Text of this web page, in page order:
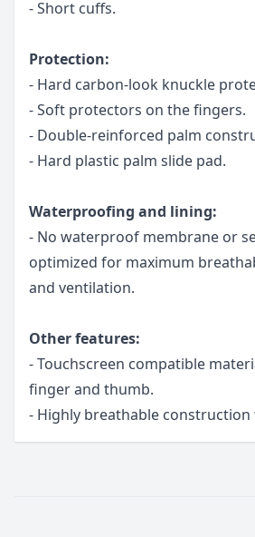
- Short cuffs.
Protection:
- Hard carbon-look knuckle
- Soft protectors on the fingers.
- Double-reinforced palm
- Hard plastic palm slide pad.
Waterproofing and lining:
- No waterproof membrane or
optimized for maximum
and ventilation.
Other features:
- Touchscreen compatible
finger and thumb.
- Highly breathable